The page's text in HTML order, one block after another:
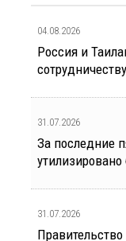
04.08.2026
Россия и
31.07.2026
За последние
утилизировано
31.07.2026